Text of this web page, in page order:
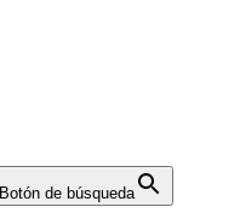
Botón de búsqueda